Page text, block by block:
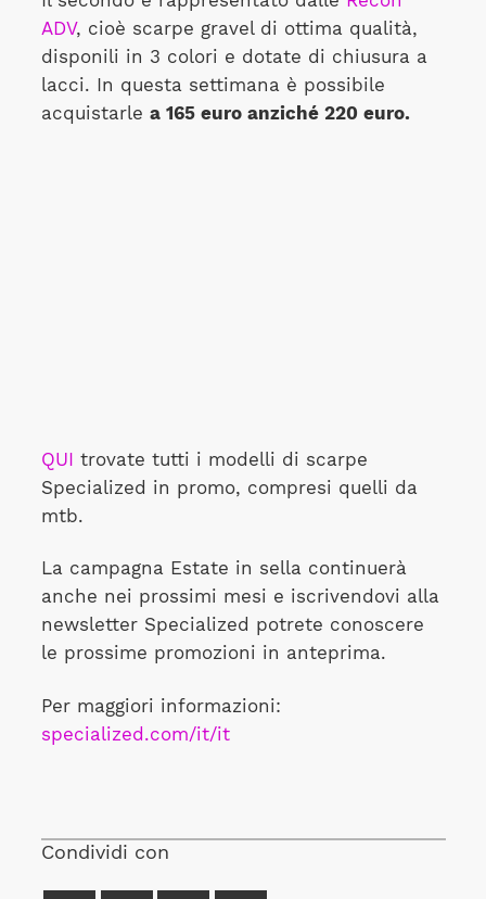
ADV, cioè scarpe gravel di ottima qualità,
disponili in 3 colori e dotate di chiusura a
lacci. In questa settimana è possibile
acquistarle a 165 euro anziché 220 euro.
QUI trovate tutti i modelli di scarpe
Specialized in promo, compresi quelli da
mtb.
La campagna Estate in sella continuerà
anche nei prossimi mesi e iscrivendovi alla
newsletter Specialized potrete conoscere
le prossime promozioni in anteprima.
Per maggiori informazioni:
specialized.com/it/it
Condividi con